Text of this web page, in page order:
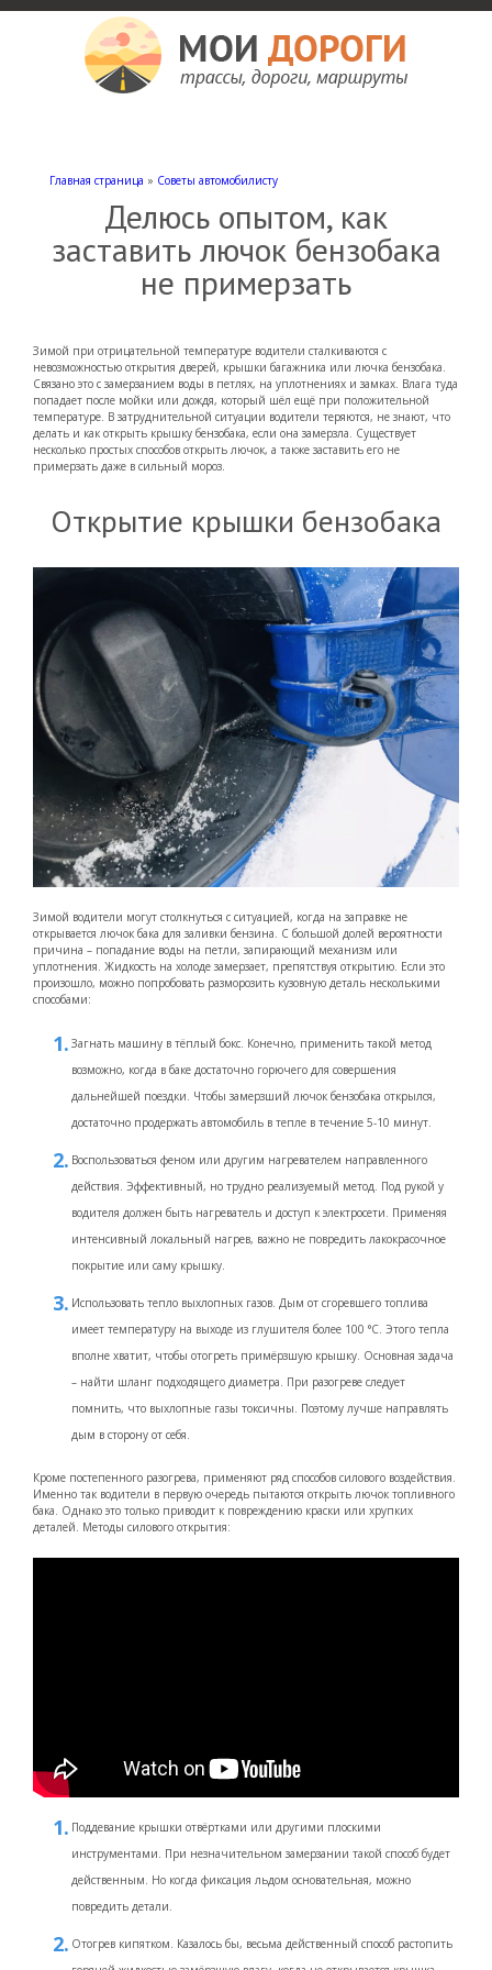
Главная страница » Советы автомобилисту
Делюсь опытом, как
заставить лючок бензобака
не примерзать
Зимой при отрицательной температуре водители сталкиваются с
невозможностью открытия дверей, крышки багажника или лючка бензобака.
Связано это с замерзанием воды в петлях, на уплотнениях и замках. Влага туда
попадает после мойки или дождя, который шёл ещё при положительной
температуре. В затруднительной ситуации водители теряются, не знают, что
делать и как открыть крышку бензобака, если она замерзла. Существует
несколько простых способов открыть лючок, а также заставить его не
примерзать даже в сильный мороз.
Открытие крышки бензобака
Зимой водители могут столкнуться с ситуацией, когда на заправке не
открывается лючок бака для заливки бензина. С большой долей вероятности
причина – попадание воды на петли, запирающий механизм или
уплотнения. Жидкость на холоде замерзает, препятствуя открытию. Если это
произошло, можно попробовать разморозить кузовную деталь несколькими
способами:
Загнать машину в тёплый бокс. Конечно, применить такой метод
возможно, когда в баке достаточно горючего для совершения
дальнейшей поездки. Чтобы замерзший лючок бензобака открылся,
достаточно продержать автомобиль в тепле в течение 5-10 минут.
Воспользоваться феном или другим нагревателем направленного
действия. Эффективный, но трудно реализуемый метод. Под рукой у
водителя должен быть нагреватель и доступ к электросети. Применяя
интенсивный локальный нагрев, важно не повредить лакокрасочное
покрытие или саму крышку.
Использовать тепло выхлопных газов. Дым от сгоревшего топлива
имеет температуру на выходе из глушителя более 100 °C. Этого тепла
вполне хватит, чтобы отогреть примёрзшую крышку. Основная задача
– найти шланг подходящего диаметра. При разогреве следует
помнить, что выхлопные газы токсичны. Поэтому лучше направлять
дым в сторону от себя.
Кроме постепенного разогрева, применяют ряд способов силового воздействия.
Именно так водители в первую очередь пытаются открыть лючок топливного
бака. Однако это только приводит к повреждению краски или хрупких
деталей. Методы силового открытия:
Поддевание крышки отвёртками или другими плоскими
инструментами. При незначительном замерзании такой способ будет
действенным. Но когда фиксация льдом основательная, можно
повредить детали.
Отогрев кипятком. Казалось бы, весьма действенный способ растопить